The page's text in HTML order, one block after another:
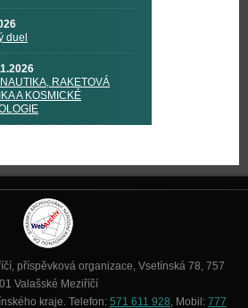
duel
RAKETOVÁ
A KOSMICKÉ
příspěvková organizace, Vsetínská 78, 757
01 Valašské Meziříčí
kraje. Telefon: 571 611 928, Mobil: 777